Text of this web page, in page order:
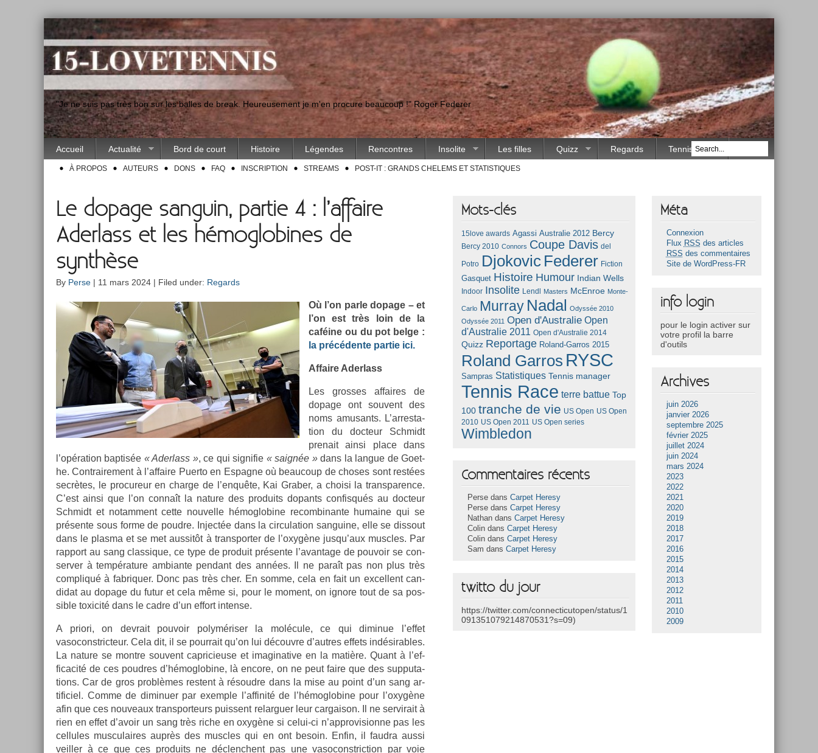
"Je ne suis pas très bon sur les balles de break. Heureusement je m'en procure beaucoup !" Roger Federer
Accueil Actualité Bord de court Histoire Légendes Rencontres Insolite Les filles Quizz Regards Tennis Race
À PROPOS AUTEURS DONS FAQ INSCRIPTION STREAMS POST-IT : GRANDS CHELEMS ET STATISTIQUES
Le dopage sanguin, partie 4 : l’affaire
Aderlass et les hémoglobines de
synthèse
By Perse | 11 mars 2024 | Filed under: Regards
Où l’on parle dopage – et
l’on est très loin de la
caféine ou du pot belge :
la précédente par­tie ici.
Af­faire Ader­lass
Les gros­ses af­faires de
dopage ont souvent des
noms amusants. L’ar­resta­
tion du doc­teur Schmidt
pre­nait ainsi place dans
l’opéra­tion bap­tisée « Ader­lass », ce qui sig­nifie « saignée »dans la lan­gue de Goet­
he. Contra­ire­ment à l’af­faire Puer­to en Es­pagne où be­aucoup de choses sont restées
secrètes, le pro­cureur en char­ge de l’enquête, Kai Grab­er, a choisi la trans­par­ence.
C’est ainsi que l’on connaît la na­ture des pro­duits dopants con­fis­qués au doc­teur
Schmidt et notam­ment cette nouvel­le hémog­lobine re­com­binan­te humaine qui se
présente sous forme de poud­re. In­jectée dans la cir­cula­tion san­guine, elle se dis­sout
dans le plas­ma et se met aus­sitôt à trans­port­er de l’oxygène jusqu’aux muscles. Par
rap­port au sang clas­sique, ce type de pro­duit présente l’avan­tage de pouvoir se con­
serv­er à tempéra­ture am­bian­te pen­dant des années. Il ne paraît pas non plus très
com­pliqué à fab­riqu­er. Donc pas très cher. En somme, cela en fait un ex­cel­lent can­
didat au dopage du futur et cela même si, pour le mo­ment, on ig­nore tout de sa pos­
sible toxicité dans le cadre d’un ef­fort in­ten­se.
A priori, on de­vrait pouvoir polymériser la molécule, ce qui di­minue l’effet
vasoconstric­teur. Cela dit, il se pour­rait qu’on lui découv­re d’aut­res ef­fets in­désir­ables.
La na­ture se montre souvent cap­ricieuse et im­aginative en la matière. Quant à l’ef­
ficacité de ces poud­res d’hémog­lobine, là en­core, on ne peut faire que des sup­puta­
tions. Car de gros problèmes re­stent à résoud­re dans la mise au point d’un sang ar­
tificiel. Comme de di­minu­er par ex­em­ple l’af­finité de l’hémog­lobine pour l’oxygène
afin que ces nouveaux trans­por­teurs puis­sent re­lar­gu­er leur car­gaison. Il ne ser­virait à
rien en effet d’avoir un sang très riche en oxygène si celui-ci n’approvision­ne pas les
cel­lules mus­culaires auprès des muscles qui en ont be­soin. Enfin, il faud­ra aussi
veill­er à ce que ces pro­duits ne déclenchent pas une vasoconstric­tion par voie
Mots-clés
15love awards Agassi Australie 2012 Bercy
Bercy 2010 Connors Coupe Davis del
Potro Djokovic Federer Fiction
Gasquet Histoire Humour Indian Wells
Indoor Insolite Lendl Masters McEnroe Monte-
Carlo Murray Nadal
Odyssée 2010
Odyssée 2011 Open d'Australie Open
d'Australie 2011 Open d'Australie 2014
Quizz Reportage Roland-Garros 2015
Roland Garros RYSC
Sampras Statistiques Tennis manager
Tennis Race terre battue Top
100 tranche de vie US Open US Open
2010 US Open 2011 US Open series
Wimbledon
Commentaires récents
Perse dansCarpet Heresy
Perse dansCarpet Heresy
Nathan dansCarpet Heresy
Colin dansCarpet Heresy
Colin dansCarpet Heresy
Sam dansCarpet Heresy
twitto du jour
https://twitter.com/connecticutopen/status/1
091351079214870531?s=09)
Méta
Connexion
Flux RSS des articles
RSS des commentaires
Site de WordPress-FR
info login
pour le login activer sur
votre profil la barre
d'outils
Archives
juin 2026
janvier 2026
septembre 2025
février 2025
juillet 2024
juin 2024
mars 2024
2023
2022
2021
2020
2019
2018
2017
2016
2015
2014
2013
2012
2011
2010
2009